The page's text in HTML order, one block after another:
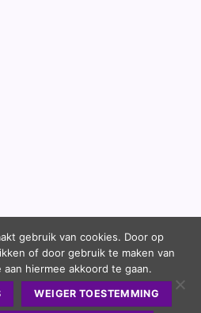
gebruik van cookies. Door op
of door gebruik te maken van
hiermee akkoord te gaan.
WEIGER TOESTEMMING